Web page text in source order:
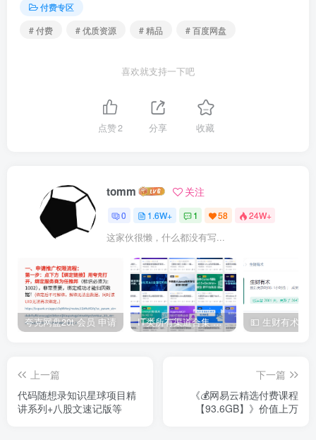
付费专区
# 付费
# 优质资源 # 精品 # 百度网盘
喜欢就支持一下吧
点赞2 分享 收藏
tomm 关注
0 1.6W+ 1 58 24W+
这家伙很懒，什么都没有写...
夸克网盘20t 会员 申请 IT类所有渠道合集 持续日更，目前近四千多条资源 年费用户微信私信获取权限
上一篇
代码随想录知识星球项目精
讲系列+八股文速记版等
下一篇
《💰网易云精选付费课程
【93.6GB】》价值上万